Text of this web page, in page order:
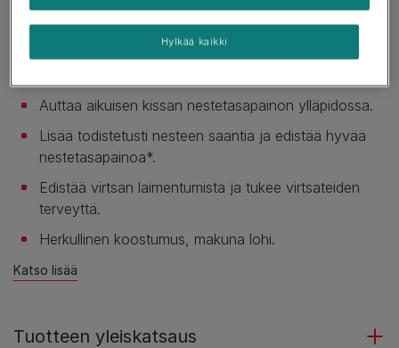
Auttaa aikuisen kissan nestetasapainon ylläpidossa.
Lisää todistetusti nesteen saantia ja edistää hyvää
nestetasapainoa*.
Edistää virtsan laimentumista ja tukee virtsateiden
terveyttä.
Herkullinen koostumus, makuna lohi.
Katso lisää
Tuotteen yleiskatsaus
Hylkää kaikki